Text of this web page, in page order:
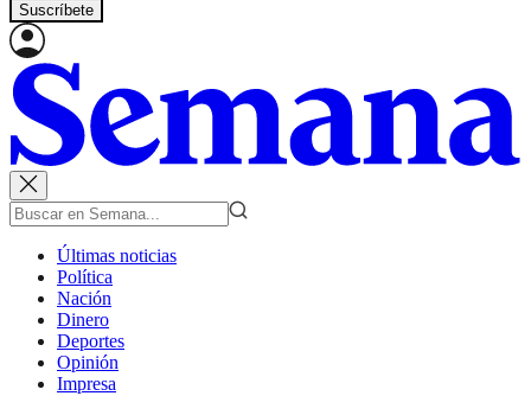
Suscríbete
Últimas noticias
Política
Nación
Dinero
Deportes
Opinión
Impresa